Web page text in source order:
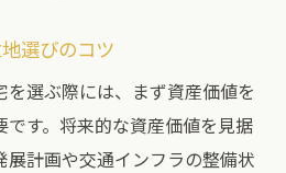
マンスを重視した選択肢
の可能性を探る
ポイント
と利用法
選びのコツ
選ぶ際には、まず資産価値を
す。将来的な資産価値を見据
展計画や交通インフラの整備状